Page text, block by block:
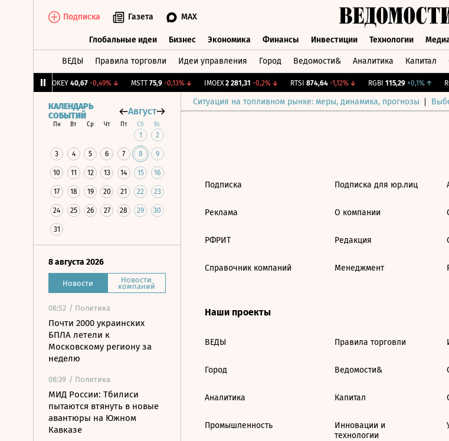
Подписка Газета MAX
Глобальные идеи Бизнес Экономика Финансы Инвестиции Технологии
ВЕДЫ Правила торговли Идеи управления Город Ведомости& Аналитика Капитал
OKEY 40,67 -0,49%↓ MSTT 75,9 -0,13%↓ IMOEX 2 281,31 -0,2%↓ RTSI 874,64 -1,12%↓ RGBI 115,29 +0,1%↑
Ситуация на топливном рынке: меры, динамика, прогнозы
КАЛЕНДАРЬ
СОБЫТИЙ
Август
Пн Вт Ср Чт Пт Сб Вс
1 2
3 4 5 6 7 8 9
10 11 12 13 14 15 16
17 18 19 20 21 22 23
24 25 26 27 28 29 30
31
8 августа 2026
Новости Новости
компаний
08:52 / Политика
Почти 2000 украинских
БПЛА летели к
Московскому региону за
неделю
08:39 / Политика
МИД России: Тбилиси
пытаются втянуть в новые
авантюры на Южном
Кавказе
Подписка
Реклама
РФРИТ
Справочник компаний
Подписка для юр.лиц
О компании
Редакция
Менеджмент
Наши проекты
ВЕДЫ
Город
Аналитика
Промышленность
Правила торговли
Ведомости&
Капитал
Инновации и
технологии